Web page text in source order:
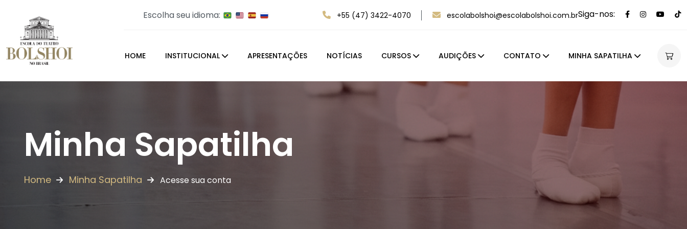
Escolha seu idioma: +55 (47) 3422-4070 escolabolshoi@escolabolshoi.com.brSiga-nos:
HOME INSTITUCIONAL APRESENTAÇÕES NOTÍCIAS CURSOS AUDIÇÕES CONTATO MINHA SAPATILHA
Minha Sapatilha
Home Minha Sapatilha Acesse sua conta